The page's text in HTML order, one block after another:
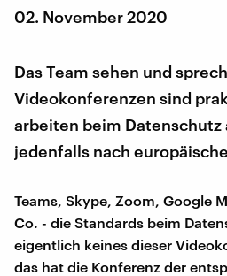
02. November 2020
Das Team sehen und
Videokonferenzen sind
arbeiten beim Datenschutz
jedenfalls nach
Teams, Skype, Zoom, Google
Co. - die Standards beim
eigentlich keines dieser
das hat die Konferenz der